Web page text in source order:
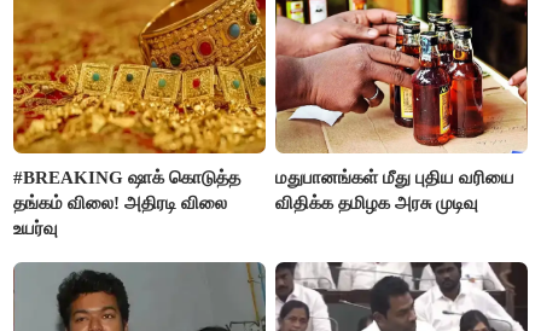
#BREAKING ஷாக் கொடுத்த
தங்கம் விலை! அதிரடி விலை
உயர்வு
மதுபானங்கள் மீது புதிய வரியை
விதிக்க தமிழக அரசு முடிவு